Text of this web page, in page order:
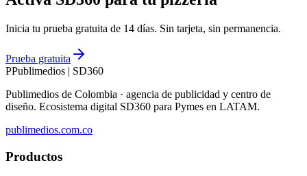
Inicia tu prueba gratuita de 14 días. Sin tarjeta, sin permanencia.
Prueba gratuita
PPublimedios | SD360
Publimedios de Colombia · agencia de publicidad y centro de
diseño. Ecosistema digital SD360 para Pymes en LATAM.
publimedios.com.co
Productos